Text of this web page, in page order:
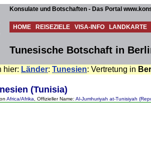
Konsulate und Botschaften - Das Portal
HOME REISEZIELE VISA-INFO LANDKARTE
Tunesische Botschaft in
hier: Länder: Tunesien: Vertretung in
(Tunisia)
Africa/Afrika , Offizieller Name: Al-Jumhuriyah at-Tunisiyah